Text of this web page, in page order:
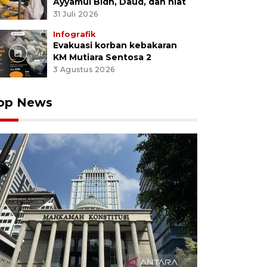
31 Juli 2026
Infografik
Evakuasi korban kebakaran
KM Mutiara Sentosa 2
3 Agustus 2026
News